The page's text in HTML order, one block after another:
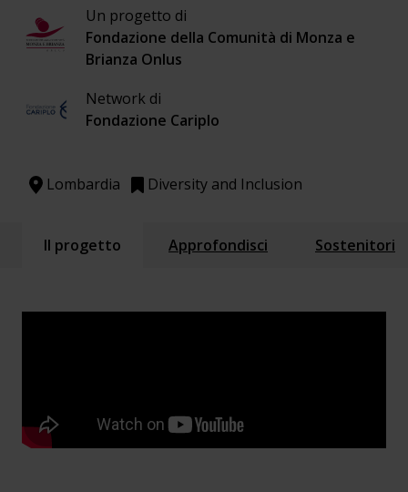
Un progetto di
Fondazione della Comunità di Monza e
Brianza Onlus
Network di
Fondazione Cariplo
Lombardia Diversity and Inclusion
Il progetto Approfondisci Sostenitori